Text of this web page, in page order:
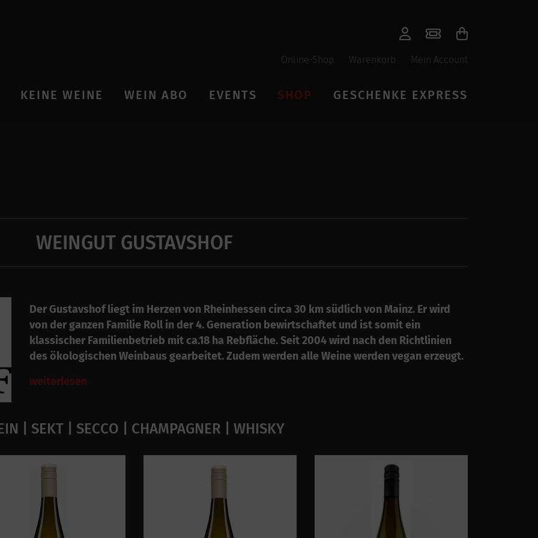
Online-Shop Warenkorb Mein Account
KEINE WEINE WEIN ABO EVENTS SHOP GESCHENKE EXPRESS
WEINGUT GUSTAVSHOF
Der Gustavshof liegt im Herzen von Rheinhessen circa 30 km südlich von Mainz. Er wird
von der ganzen Familie Roll in der 4. Generation bewirtschaftet und ist somit ein
klassischer Familienbetrieb mit ca.18 ha Rebfläche. Seit 2004 wird nach den Richtlinien
des ökologischen Weinbaus gearbeitet. Zudem werden alle Weine werden vegan erzeugt.
weiterlesen
| SEKT | SECCO | CHAMPAGNER | WHISKY